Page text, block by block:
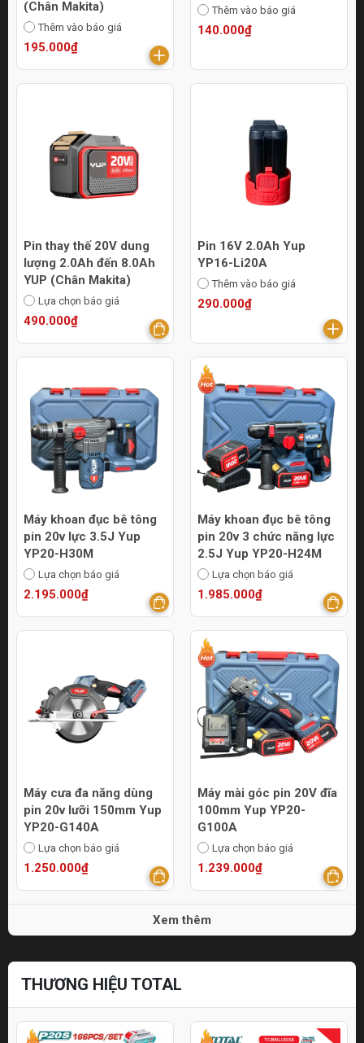
(Chân Makita)
Thêm vào báo giá
195.000₫
Thêm vào báo giá
140.000₫
Pin thay thế 20V dung
lượng 2.0Ah đến 8.0Ah
YUP (Chân Makita)
Lựa chọn báo giá
490.000₫
Pin 16V 2.0Ah Yup
YP16-Li20A
Thêm vào báo giá
290.000₫
Máy khoan đục bê tông
pin 20v lực 3.5J Yup
YP20-H30M
Lựa chọn báo giá
2.195.000₫
Máy khoan đục bê tông
pin 20v 3 chức năng lực
2.5J Yup YP20-H24M
Lựa chọn báo giá
1.985.000₫
Máy cưa đa năng dùng
pin 20v lưỡi 150mm Yup
YP20-G140A
Lựa chọn báo giá
1.250.000₫
Máy mài góc pin 20V đĩa
100mm Yup YP20-
G100A
Lựa chọn báo giá
1.239.000₫
Xem thêm
THƯƠNG HIỆU TOTAL